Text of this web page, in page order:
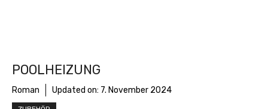
POOLHEIZUNG
Roman Updated on: 7. November 2024